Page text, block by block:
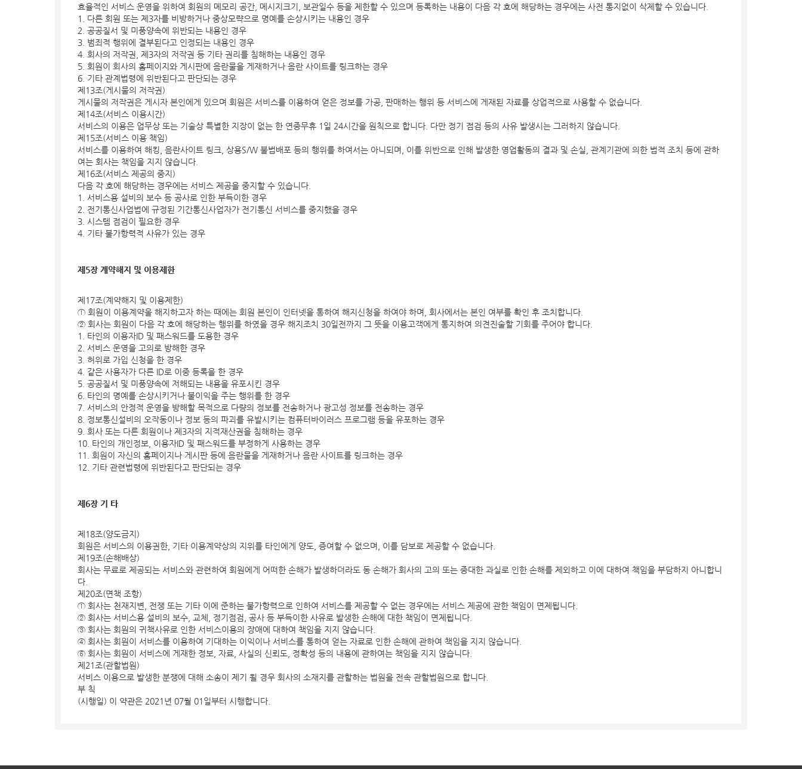
효율적인 서비스 운영을 위하여 회원의 메모리 공간, 메시지크기, 보관일수 등을 제한할 수 있으며 등록하는 내용이 다음 각 호에 해당하는 경우에는 사전 통지없이 삭제할 수 있습니다.
1. 다른 회원 또는 제3자를 비방하거나 중상모략으로 명예를 손상시키는 내용인 경우
2. 공공질서 및 미풍양속에 위반되는 내용인 경우
3. 범죄적 행위에 결부된다고 인정되는 내용인 경우
4. 회사의 저작권, 제3자의 저작권 등 기타 권리를 침해하는 내용인 경우
5. 회원이 회사의 홈페이지와 게시판에 음란물을 게재하거나 음란 사이트를 링크하는 경우
6. 기타 관계법령에 위반된다고 판단되는 경우
제13조(게시물의 저작권)
게시물의 저작권은 게시자 본인에게 있으며 회원은 서비스를 이용하여 얻은 정보를 가공, 판매하는 행위 등 서비스에 게재된 자료를 상업적으로 사용할 수 없습니다.
제14조(서비스 이용시간)
서비스의 이용은 업무상 또는 기술상 특별한 지장이 없는 한 연중무휴 1일 24시간을 원칙으로 합니다. 다만 정기 점검 등의 사유 발생시는 그러하지 않습니다.
제15조(서비스 이용 책임)
서비스를 이용하여 해킹, 음란사이트 링크, 상용S/W 불법배포 등의 행위를 하여서는 아니되며, 이를 위반으로 인해 발생한 영업활동의 결과 및 손실, 관계기관에 의한 법적 조치 등에 관하
여는 회사는 책임을 지지 않습니다.
제16조(서비스 제공의 중지)
다음 각 호에 해당하는 경우에는 서비스 제공을 중지할 수 있습니다.
1. 서비스용 설비의 보수 등 공사로 인한 부득이한 경우
2. 전기통신사업법에 규정된 기간통신사업자가 전기통신 서비스를 중지했을 경우
3. 시스템 점검이 필요한 경우
4. 기타 불가항력적 사유가 있는 경우
제5장 계약해지 및 이용제한
제17조(계약해지 및 이용제한)
① 회원이 이용계약을 해지하고자 하는 때에는 회원 본인이 인터넷을 통하여 해지신청을 하여야 하며, 회사에서는 본인 여부를 확인 후 조치합니다.
② 회사는 회원이 다음 각 호에 해당하는 행위를 하였을 경우 해지조치 30일전까지 그 뜻을 이용고객에게 통지하여 의견진술할 기회를 주어야 합니다.
1. 타인의 이용자ID 및 패스워드를 도용한 경우
2. 서비스 운영을 고의로 방해한 경우
3. 허위로 가입 신청을 한 경우
4. 같은 사용자가 다른 ID로 이중 등록을 한 경우
5. 공공질서 및 미풍양속에 저해되는 내용을 유포시킨 경우
6. 타인의 명예를 손상시키거나 불이익을 주는 행위를 한 경우
7. 서비스의 안정적 운영을 방해할 목적으로 다량의 정보를 전송하거나 광고성 정보를 전송하는 경우
8. 정보통신설비의 오작동이나 정보 등의 파괴를 유발시키는 컴퓨터바이러스 프로그램 등을 유포하는 경우
9. 회사 또는 다른 회원이나 제3자의 지적재산권을 침해하는 경우
10. 타인의 개인정보, 이용자ID 및 패스워드를 부정하게 사용하는 경우
11. 회원이 자신의 홈페이지나 게시판 등에 음란물을 게재하거나 음란 사이트를 링크하는 경우
12. 기타 관련법령에 위반된다고 판단되는 경우
제6장 기 타
제18조(양도금지)
회원은 서비스의 이용권한, 기타 이용계약상의 지위를 타인에게 양도, 증여할 수 없으며, 이를 담보로 제공할 수 없습니다.
제19조(손해배상)
회사는 무료로 제공되는 서비스와 관련하여 회원에게 어떠한 손해가 발생하더라도 동 손해가 회사의 고의 또는 중대한 과실로 인한 손해를 제외하고 이에 대하여 책임을 부담하지 아니합니
다.
제20조(면책 조항)
① 회사는 천재지변, 전쟁 또는 기타 이에 준하는 불가항력으로 인하여 서비스를 제공할 수 없는 경우에는 서비스 제공에 관한 책임이 면제됩니다.
② 회사는 서비스용 설비의 보수, 교체, 정기점검, 공사 등 부득이한 사유로 발생한 손해에 대한 책임이 면제됩니다.
③ 회사는 회원의 귀책사유로 인한 서비스이용의 장애에 대하여 책임을 지지 않습니다.
④ 회사는 회원이 서비스를 이용하여 기대하는 이익이나 서비스를 통하여 얻는 자료로 인한 손해에 관하여 책임을 지지 않습니다.
⑤ 회사는 회원이 서비스에 게재한 정보, 자료, 사실의 신뢰도, 정확성 등의 내용에 관하여는 책임을 지지 않습니다.
제21조(관할법원)
서비스 이용으로 발생한 분쟁에 대해 소송이 제기 될 경우 회사의 소재지를 관할하는 법원을 전속 관할법원으로 합니다.
부 칙
(시행일) 이 약관은 2021년 07월 01일부터 시행합니다.